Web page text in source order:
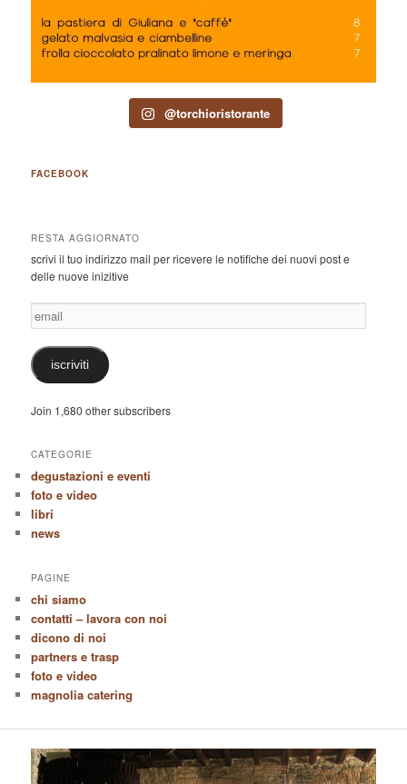
@torchioristorante
FACEBOOK
RESTA AGGIORNATO
scrivi il tuo indirizzo mail per ricevere le notifiche dei nuovi post e
delle nuove inizitive
email
iscriviti
Join 1,680 other subscribers
CATEGORIE
degustazioni e eventi
foto e video
libri
news
PAGINE
chi siamo
contatti – lavora con noi
dicono di noi
partners e trasp
foto e video
magnolia catering